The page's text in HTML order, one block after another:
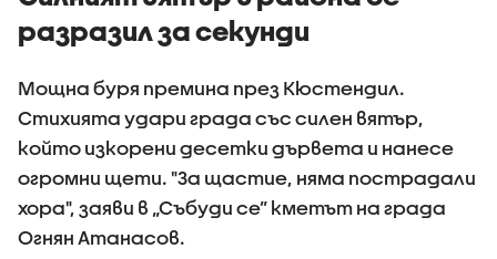
разразил за секунди
Мощна буря премина през Кюстендил.
Стихията удари града със силен вятър,
който изкорени десетки дървета и нанесе
огромни щети. "За щастие, няма пострадали
хора", заяви в „Събуди се” кметът на града
Огнян Атанасов.